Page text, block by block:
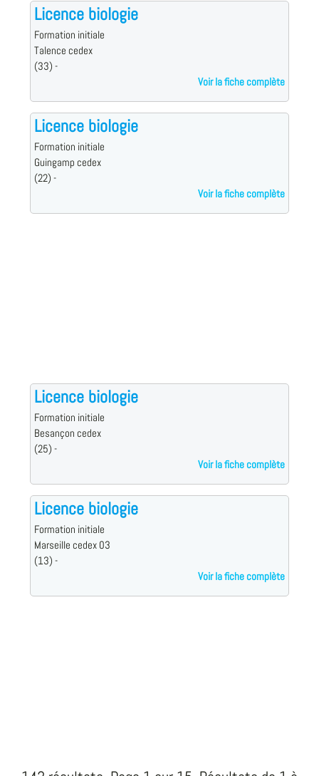
Licence biologie
Formation initiale
Talence cedex
(33) -
Voir la fiche complète
Licence biologie
Formation initiale
Guingamp cedex
(22) -
Voir la fiche complète
Licence biologie
Formation initiale
Besançon cedex
(25) -
Voir la fiche complète
Licence biologie
Formation initiale
Marseille cedex 03
(13) -
Voir la fiche complète